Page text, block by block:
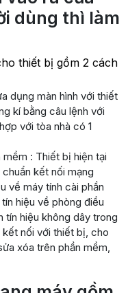
dùng thì làm
thiết bị gồm 2 cách
dụng màn hình với thiết
kí bằng câu lệnh với
với tòa nhà có 1
: Thiết bị hiện tại
kết nối mạng
về máy tính cài phần
hiệu về phòng điều
tín hiệu không dây trong
kết nối với thiết bị, cho
xóa trên phần mềm,